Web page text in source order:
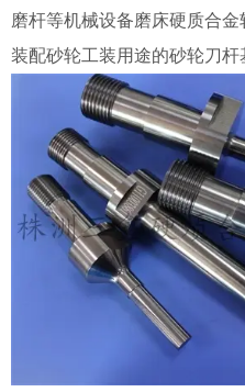
磨杆等机械设备磨床硬质合
装配砂轮工装用途的砂轮刀杆